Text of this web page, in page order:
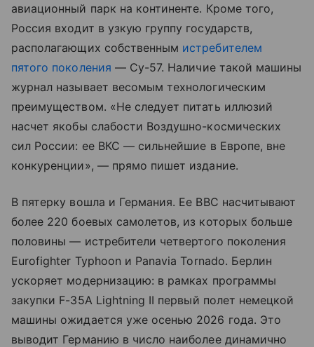
авиационный парк на континенте. Кроме того,
Россия входит в узкую группу государств,
располагающих собственным истребителем
пятого поколения — Су-57. Наличие такой машины
журнал называет весомым технологическим
преимуществом. «Не следует питать иллюзий
насчет якобы слабости Воздушно-космических
сил России: ее ВКС — сильнейшие в Европе, вне
конкуренции», — прямо пишет издание.
В пятерку вошла и Германия. Ее ВВС насчитывают
более 220 боевых самолетов, из которых больше
половины — истребители четвертого поколения
Eurofighter Typhoon и Panavia Tornado. Берлин
ускоряет модернизацию: в рамках программы
закупки F-35A Lightning II первый полет немецкой
машины ожидается уже осенью 2026 года. Это
выводит Германию в число наиболее динамично